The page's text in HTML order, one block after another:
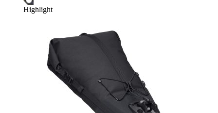
Highlight